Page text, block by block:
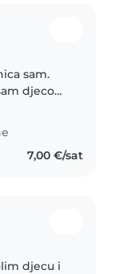
sam.
djecom
je 8
pa sam
7,00 €/sat
djecu i